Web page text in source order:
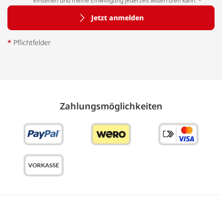
Jetzt anmelden
* Pflichtfelder
Zahlungs­möglich­keiten